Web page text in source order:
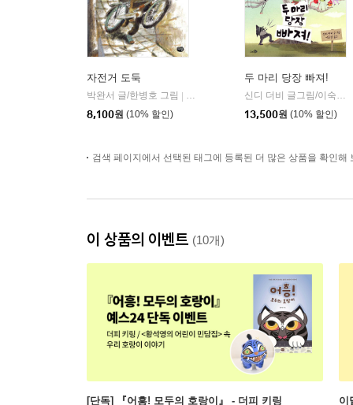
자전거 도둑
박완서 글/한병호 그림
다림
8,100원 (10% 할인)
두 마리 당장 빠져!
신디 더비 글그림/이숙진 역
13,500원 (10% 할인)
검색 페이지에서 선택된 태그에 등록된 더 많은 상품을 확인해
이 상품의 이벤트 (10개)
[단독] 『어흥! 모두의 호랑이』 - 더피 키링 이